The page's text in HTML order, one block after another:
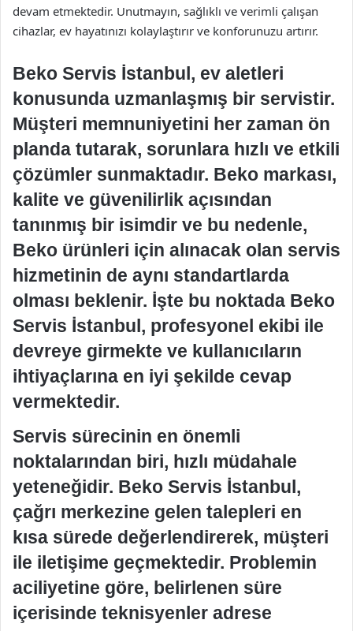
devam etmektedir. Unutmayın, sağlıklı ve verimli çalışan
cihazlar, ev hayatınızı kolaylaştırır ve konforunuzu artırır.
Beko Servis İstanbul, ev aletleri
konusunda uzmanlaşmış bir servistir.
Müşteri memnuniyetini her zaman ön
planda tutarak, sorunlara hızlı ve etkili
çözümler sunmaktadır. Beko markası,
kalite ve güvenilirlik açısından
tanınmış bir isimdir ve bu nedenle,
Beko ürünleri için alınacak olan servis
hizmetinin de aynı standartlarda
olması beklenir. İşte bu noktada Beko
Servis İstanbul, profesyonel ekibi ile
devreye girmekte ve kullanıcıların
ihtiyaçlarına en iyi şekilde cevap
vermektedir.
Servis sürecinin en önemli
noktalarından biri, hızlı müdahale
yeteneğidir. Beko Servis İstanbul,
çağrı merkezine gelen talepleri en
kısa sürede değerlendirerek, müşteri
ile iletişime geçmektedir. Problemin
aciliyetine göre, belirlenen süre
içerisinde teknisyenler adrese